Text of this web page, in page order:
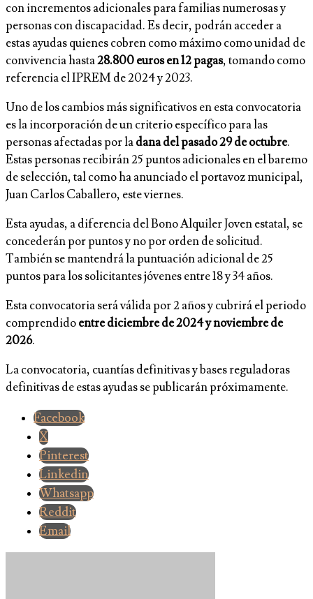
con incrementos adicionales para familias numerosas y
personas con discapacidad. Es decir, podrán acceder a
estas ayudas quienes cobren como máximo como unidad de
convivencia hasta28.800 euros en 12 pagas, tomando como
referencia el IPREM de 2024 y 2023.
Uno de los cambios más significativos en esta convocatoria
es la incorporación de un criterio específico para las
personas afectadas por ladana del pasado 29 de octubre.
Estas personas recibirán 25 puntos adicionales en el baremo
de selección, tal como ha anunciado el portavoz municipal,
Juan Carlos Caballero, este viernes.
Esta ayudas, a diferencia del Bono Alquiler Joven estatal, se
concederán por puntos y no por orden de solicitud.
También se mantendrá la puntuación adicional de 25
puntos para los solicitantes jóvenes entre 18 y 34 años.
Esta convocatoria será válida por 2 años y cubrirá el periodo
comprendidoentre diciembre de 2024 y noviembre de
2026.
La convocatoria, cuantías definitivas y bases reguladoras
definitivas de estas ayudas se publicarán próximamente.
Facebook
X
Pinterest
Linkedin
Whatsapp
Reddit
Email